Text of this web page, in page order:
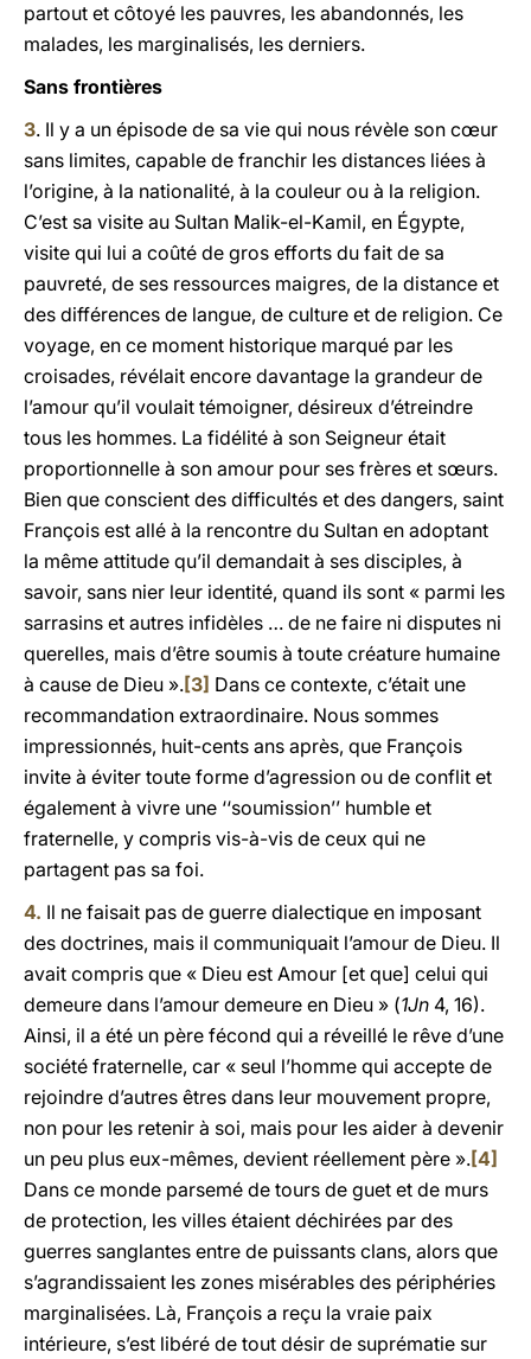
partout et côtoyé les pauvres, les abandonnés, les
malades, les marginalisés, les derniers.
Sans frontières
3. Il y a un épisode de sa vie qui nous révèle son cœur
sans limites, capable de franchir les distances liées à
l’origine, à la nationalité, à la couleur ou à la religion.
C’est sa visite au Sultan Malik-el-Kamil, en Égypte,
visite qui lui a coûté de gros efforts du fait de sa
pauvreté, de ses ressources maigres, de la distance et
des différences de langue, de culture et de religion. Ce
voyage, en ce moment historique marqué par les
croisades, révélait encore davantage la grandeur de
l’amour qu’il voulait témoigner, désireux d’étreindre
tous les hommes. La fidélité à son Seigneur était
proportionnelle à son amour pour ses frères et sœurs.
Bien que conscient des difficultés et des dangers, saint
François est allé à la rencontre du Sultan en adoptant
la même attitude qu’il demandait à ses disciples, à
savoir, sans nier leur identité, quand ils sont « parmi les
sarrasins et autres infidèles … de ne faire ni disputes ni
querelles, mais d’être soumis à toute créature humaine
à cause de Dieu ».[3] Dans ce contexte, c’était une
recommandation extraordinaire. Nous sommes
impressionnés, huit-cents ans après, que François
invite à éviter toute forme d’agression ou de conflit et
également à vivre une ‘‘soumission’’ humble et
fraternelle, y compris vis-à-vis de ceux qui ne
partagent pas sa foi.
4. Il ne faisait pas de guerre dialectique en imposant
des doctrines, mais il communiquait l’amour de Dieu. Il
avait compris que « Dieu est Amour [et que] celui qui
demeure dans l’amour demeure en Dieu » (1Jn 4, 16).
Ainsi, il a été un père fécond qui a réveillé le rêve d’une
société fraternelle, car « seul l’homme qui accepte de
rejoindre d’autres êtres dans leur mouvement propre,
non pour les retenir à soi, mais pour les aider à devenir
un peu plus eux-mêmes, devient réellement père ».[4]
Dans ce monde parsemé de tours de guet et de murs
de protection, les villes étaient déchirées par des
guerres sanglantes entre de puissants clans, alors que
s’agrandissaient les zones misérables des périphéries
marginalisées. Là, François a reçu la vraie paix
intérieure, s’est libéré de tout désir de suprématie sur